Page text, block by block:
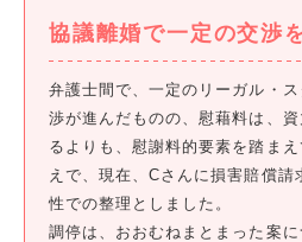
協議離婚で一定の交渉
弁護士間で、一定のリーガル・
渉が進んだものの、慰藉料は、
るよりも、慰謝料的要素を踏ま
えで、現在、Cさんに損害賠償請
性での整理としました。
調停は、おおむねまとまった案